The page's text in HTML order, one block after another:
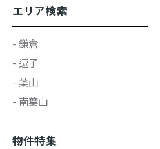
エリア検索
- 鎌倉
- 逗子
- 葉山
- 南葉山
物件特集